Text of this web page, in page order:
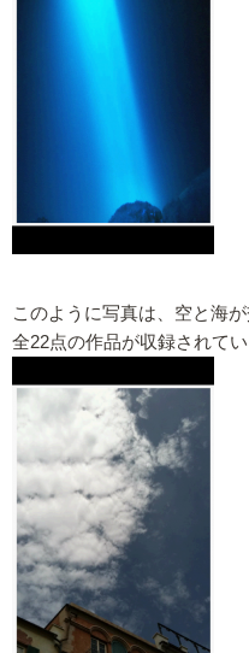
このように写真は、空と海が
全22点の作品が収録されてい